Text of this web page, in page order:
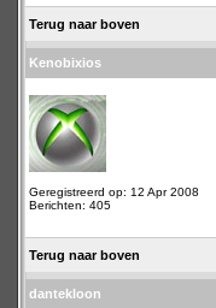
Terug naar boven
Kenobixios
Geregistreerd op: 12 Apr 2008
Berichten: 405
Terug naar boven
dantekloon